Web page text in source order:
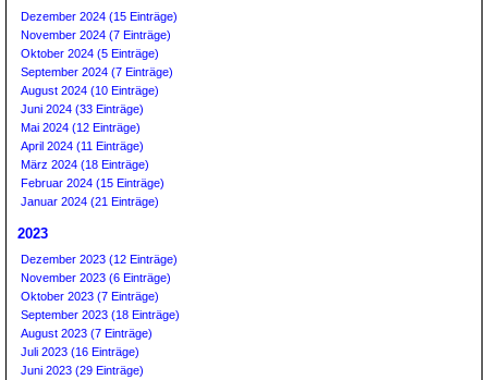
Dezember 2024 (15 Einträge)
November 2024 (7 Einträge)
Oktober 2024 (5 Einträge)
September 2024 (7 Einträge)
August 2024 (10 Einträge)
Juni 2024 (33 Einträge)
Mai 2024 (12 Einträge)
April 2024 (11 Einträge)
März 2024 (18 Einträge)
Februar 2024 (15 Einträge)
Januar 2024 (21 Einträge)
2023
Dezember 2023 (12 Einträge)
November 2023 (6 Einträge)
Oktober 2023 (7 Einträge)
September 2023 (18 Einträge)
August 2023 (7 Einträge)
Juli 2023 (16 Einträge)
Juni 2023 (29 Einträge)